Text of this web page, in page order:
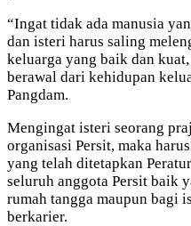
“Ingat tidak ada manusia
dan isteri harus saling
keluarga yang baik dan
berawal dari kehidupan
Pangdam.
Mengingat isteri seorang
organisasi Persit, maka
yang telah ditetapkan
seluruh anggota Persit baik
rumah tangga maupun bagi
berkarier.